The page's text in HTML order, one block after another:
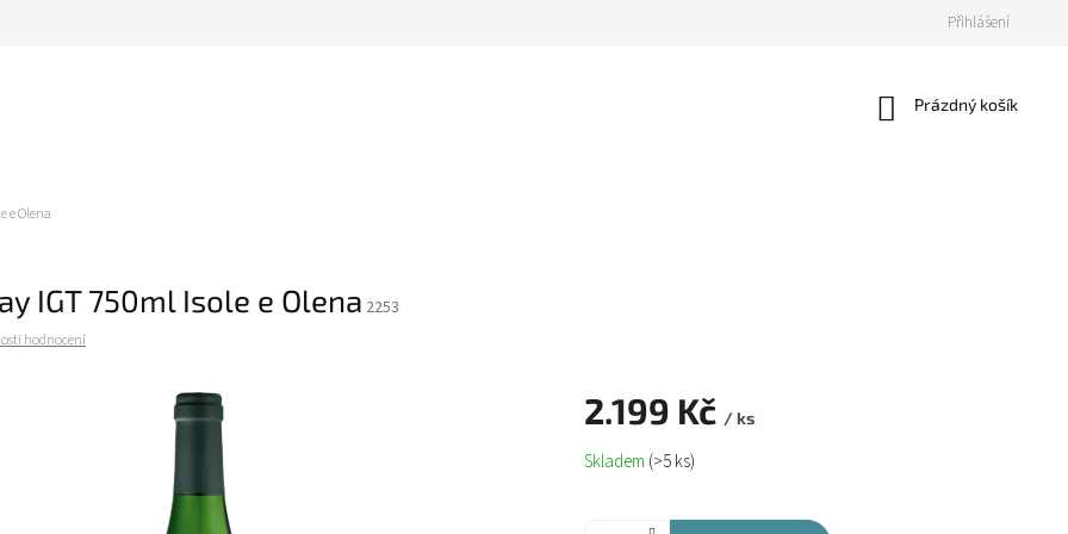
Přihlášení
Nákupní
Prázdný košík
e Olena
IGT 750ml Isole e Olena 2253
hodnocení
2.199 Kč / ks
Měrná
cena:
Skladem (>5 ks)